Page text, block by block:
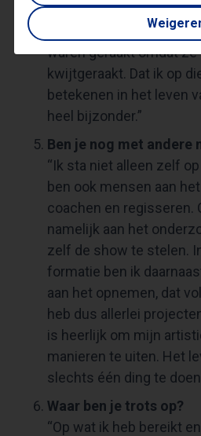
denk ik aan jou’, van
Mensen bedankten me
waren geraakt omdat
kwijtgeraakt. Dat ik op
betekenen in het leven
heel bijzonder.”
Ben je nog met andere
“Ik sta niet alleen zelf
ben ook mensen aan
coachen en regisseren.
namelijk aan het
zelf de show te stelen.
formatie ben ik
aan het opnemen, dat
heb dus allerlei
is heerlijk om mijn
manieren te uiten. Het
slechts één ding te
Waar ben je trots op?
“Op wat ik heb bereikt